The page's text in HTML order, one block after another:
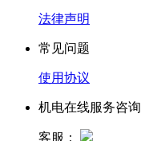
法律声明
常见问题
使用协议
机电在线服务咨询
客服：